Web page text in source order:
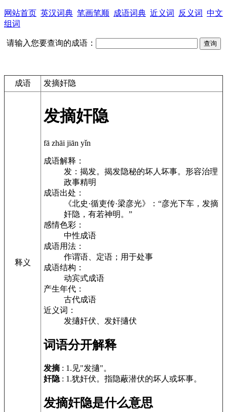
网站首页 英汉词典 笔画笔顺 成语词典 近义词 反义词 中文
组词
请输入您要查询的成语：
成语 发摘奸隐
释义
发摘奸隐
fā zhāi jiān yǐn
成语解释：
发：揭发。揭发隐秘的坏人坏事。形容治理
政事精明
成语出处：
《北史·循吏传·梁彦光》：“彦光下车，发摘
奸隐，有若神明。”
感情色彩：
中性成语
成语用法：
作谓语、定语；用于处事
成语结构：
动宾式成语
产生年代：
古代成语
近义词：
发擿奸伏、发奸擿伏
词语分开解释
发摘: 1.见"发擿"。
奸隐 : 1.犹奸伏。指隐蔽潜伏的坏人或坏事。
发摘奸隐是什么意思